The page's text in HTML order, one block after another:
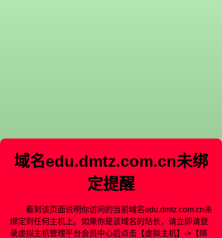
域名edu.dmtz.com.cn未绑
定提醒
看到该页面说明你访问的当前域名edu.dmtz.com.cn未
绑定到任何主机上。如果你是该域名的站长，请立即请登
录虚拟主机管理平台会员中心后点击【虚拟主机】->【绑